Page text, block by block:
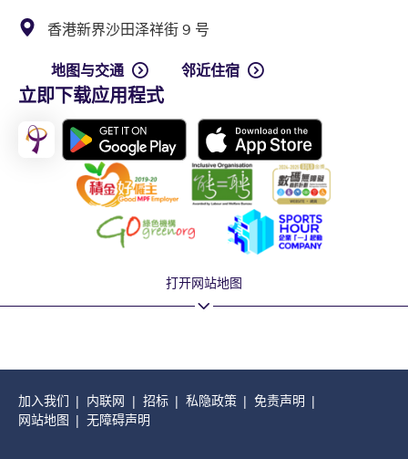
香港新界沙田泽祥街 9 号
地图与交通 邻近住宿
立即下载应用程式
打开网站地图
加入我们 内联网 招标 私隐政策
免责声明
网站地图
无障碍声明